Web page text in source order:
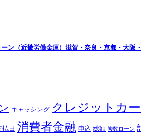
ン（近畿労働金庫）滋賀・奈良・京都・大阪
キャッシング クレジットカ
払日 消費者金融 申込 総額 複数ローン